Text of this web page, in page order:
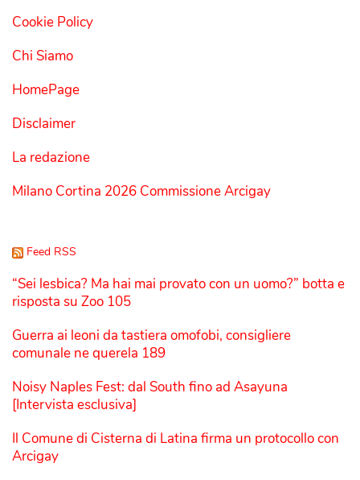
Cookie Policy
Chi Siamo
HomePage
Disclaimer
La redazione
Milano Cortina 2026 Commissione Arcigay
Feed RSS
“Sei lesbica? Ma hai mai provato con un uomo?” botta e
risposta su Zoo 105
Guerra ai leoni da tastiera omofobi, consigliere
comunale ne querela 189
Noisy Naples Fest: dal South fino ad Asayuna
[Intervista esclusiva]
Il Comune di Cisterna di Latina firma un protocollo con
Arcigay